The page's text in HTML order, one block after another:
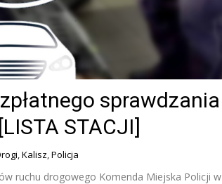
sprawdzania
STACJI]
,Kalisz,Policja
ruchu drogowego Komenda Miejska Policji w